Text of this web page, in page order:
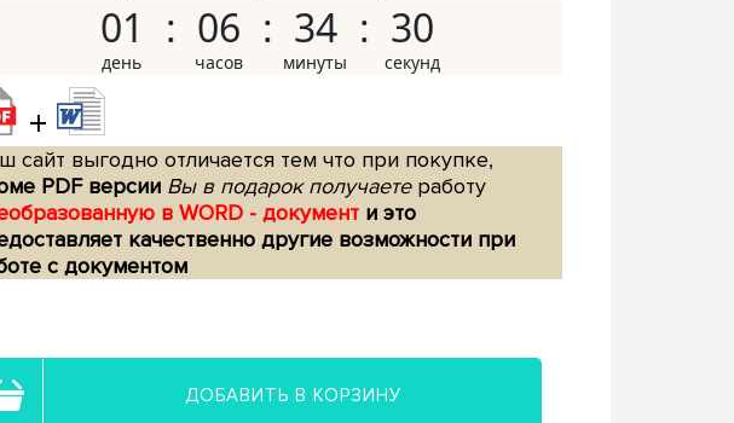
01 06 34 29
+
сайт выгодно отличается тем что при покупке,
PDF версии Вы в подарок получаетеработу
в WORD - документ и это
качественно другие возможности при
с документом
ДОБАВИТЬ В КОРЗИНУ